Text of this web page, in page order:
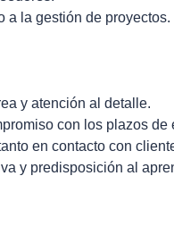
a la gestión de proyectos.
y atención al detalle.
con los plazos de
en contacto con
y predisposición al